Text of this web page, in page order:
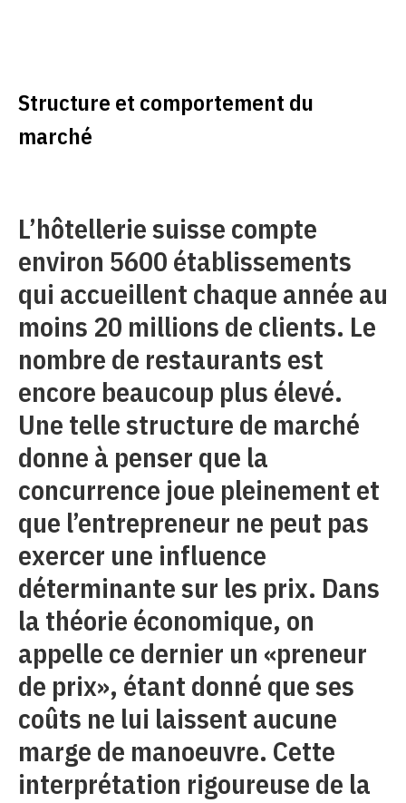
Structure et comportement du
marché
L’hôtellerie suisse compte
environ 5600 établissements
qui accueillent chaque année au
moins 20 millions de clients. Le
nombre de restaurants est
encore beaucoup plus élevé.
Une telle structure de marché
donne à penser que la
concurrence joue pleinement et
que l’entrepreneur ne peut pas
exercer une influence
déterminante sur les prix. Dans
la théorie économique, on
appelle ce dernier un «preneur
de prix», étant donné que ses
coûts ne lui laissent aucune
marge de manoeuvre. Cette
interprétation rigoureuse de la